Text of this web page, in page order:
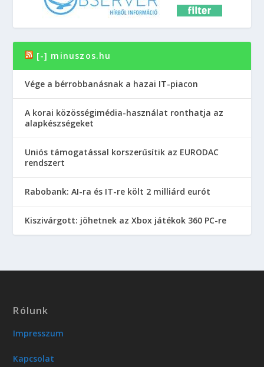
[-] minuszos.hu
Vége a bérrobbanásnak a hazai IT-piacon
A korai közösségimédia-használat ronthatja az
alapkészségeket
Uniós támogatással korszerűsítik az EURODAC
rendszert
Rabobank: AI-ra és IT-re költ 2 milliárd eurót
Kiszivárgott: jöhetnek az Xbox játékok 360 PC-re
Rólunk
Impresszum
Kapcsolat